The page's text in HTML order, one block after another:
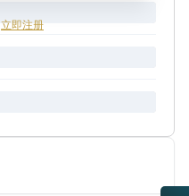
立即注册